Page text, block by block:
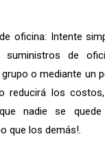
oficina: Intente
suministros de
o mediante un
reducirá los
nadie se
que los demás!.